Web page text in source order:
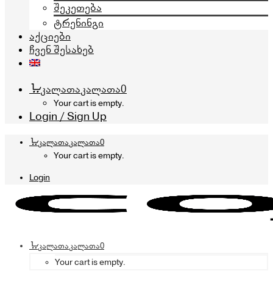
შეკეთება
ტრენინგი
აქციები
ჩვენ შესახებ
კალათაკალათა0
Your cart is empty.
Login / Sign Up
კალათაკალათა0
Your cart is empty.
Login
კალათაკალათა0
Your cart is empty.